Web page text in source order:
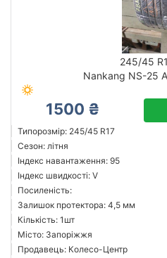
245/45
Nankang NS-25
1500 ₴
Типорозмір: 245/45 R17
Сезон: літня
Індекс навантаження: 95
Індекс швидкості: V
Посиленість:
Залишок протектора: 4,5 мм
Кількість: 1шт
Місто: Запоріжжя
Продавець: Колесо-Центр